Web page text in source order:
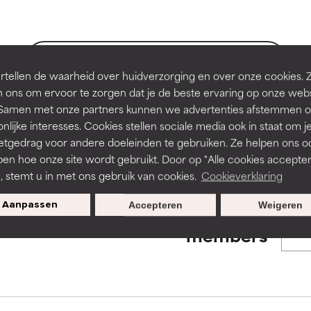
de waarheid over huidverzorging en over onze cookies.
ons om ervoor te zorgen dat je de beste ervaring op onze
met onze partners kunnen we advertenties afstemmen
interesses. Cookies stellen sociale media ook in staat om je
voor andere doeleinden te gebruiken. Ze helpen ons
hoe onze site wordt gebruikt. Door op "Alle cookies
stemt u in met ons gebruik van cookies. Cookieverklaring
Aanpassen Weigeren
Accepteren
to assess ingredients in this dictionary. Regulations
irriterend maar kan esthetische, stabiliteits- of andere
is aanwezig. Het risico wordt vergroot als het gecombineerd
ingrediënten.
droogheid, enz. veroorzaken. Kan in sommige gevallen
irriterend maar kan esthetische, stabiliteits- of andere
is aanwezig. Het risico wordt vergroot als het gecombineerd
ingrediënten.
droogheid, enz. veroorzaken. Kan in sommige gevallen
Exclusieve aanbiedingen voor
members